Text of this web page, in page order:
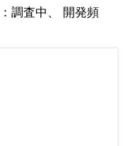
調査中、 開発頻